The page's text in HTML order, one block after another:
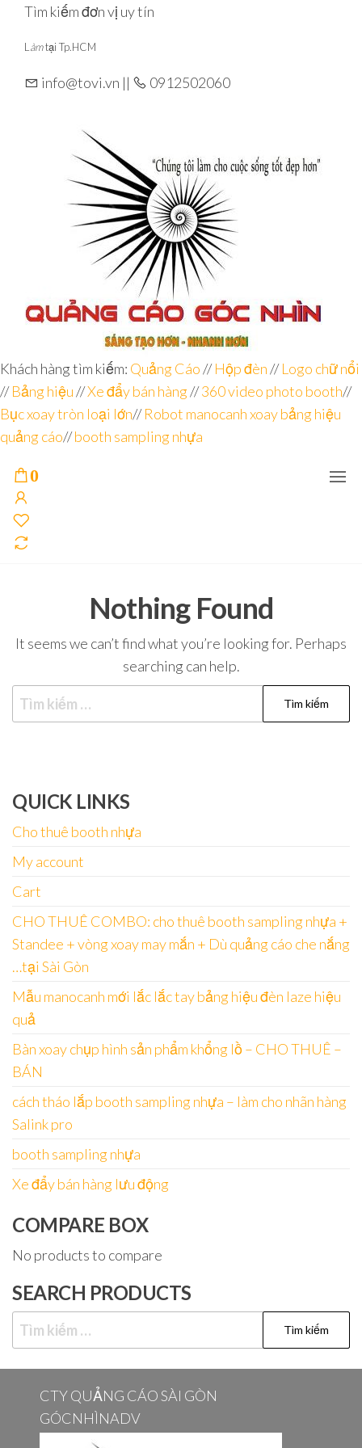
Skip
content
Tìm kiếm đơn vị uy tín
L àmtại Tp.HCM
info@tovi.vn || 0912502060
Đơn vị
chuyên
sâu – 8
năm
kinh
nghiệm
Góc
Nhìn
Agency –
nhà sản
xuất
POSM,
Quầy
Sampling,
Booth
trưng
bày, tủ
trưng
bày… tại
Tp.Hồ
Khách hàng tìm kiếm: Quảng Cáo//Hộp đèn//Logo chữ nổi
//Bảng hiệu//Xe đẩy bán hàng//360 video photo booth//
Bục xoay tròn loại lớn//Robot manocanh xoay bảng hiệu
quảng cáo//booth sampling nhựa
0
Nothing Found
It seems we can’t find what you’re looking for. Perhaps
searching can help.
kiếm
QUICK LINKS
Cho thuê booth nhựa
My account
Cart
CHO THUÊ COMBO: cho thuê booth sampling nhựa +
Standee + vòng xoay may mắn + Dù quảng cáo che nắng
…tại Sài Gòn
Mẫu manocanh mới lắc lắc tay bảng hiệu đèn laze hiệu
quả
Bàn xoay chụp hình sản phẩm khổng lồ – CHO THUÊ –
BÁN
cách tháo lắp booth sampling nhựa – làm cho nhãn hàng
Salink pro
booth sampling nhựa
Xe đẩy bán hàng lưu động
COMPARE BOX
No products to compare
SEARCH PRODUCTS
Tìm
kiếm
cho:
CTY QUẢNG CÁO SÀI GÒN
GÓCNHÌNADV